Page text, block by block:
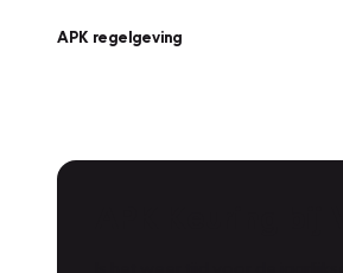
APK regelgeving